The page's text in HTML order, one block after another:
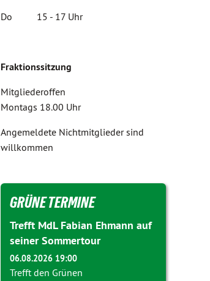
Do 15 - 17 Uhr
Fraktionssitzung
Mitgliederoffen
Montags 18.00 Uhr
Angemeldete Nichtmitglieder sind
willkommen
GRÜNE TERMINE
Trefft MdL Fabian Ehmann auf
seiner Sommertour
06.08.2026 19:00
Trefft den Grünen